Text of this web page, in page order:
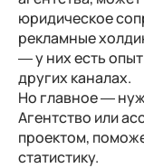
юридическое
рекламные
— у них есть
других каналах.
Но главное—
Агентство или
проектом,
статистику.